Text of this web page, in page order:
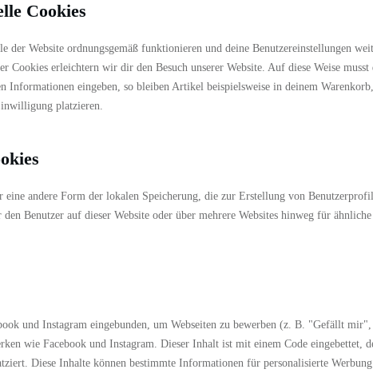
Cookies
der Website ordnungsgemäß funktionieren und deine Benutzereinstellungen
Cookies erleichtern wir dir den Besuch unserer Website. Auf diese Weise musst
Informationen eingeben, so bleiben Artikel beispielsweise in deinem
platzieren.
andere Form der lokalen Speicherung, die zur Erstellung von
Benutzer auf dieser Website oder über mehrere Websites hinweg für ähnliche
und Instagram eingebunden, um Webseiten zu bewerben (z. B. "Gefällt
wie Facebook und Instagram. Dieser Inhalt ist mit einem Code eingebettet,
Diese Inhalte können bestimmte Informationen für personalisierte